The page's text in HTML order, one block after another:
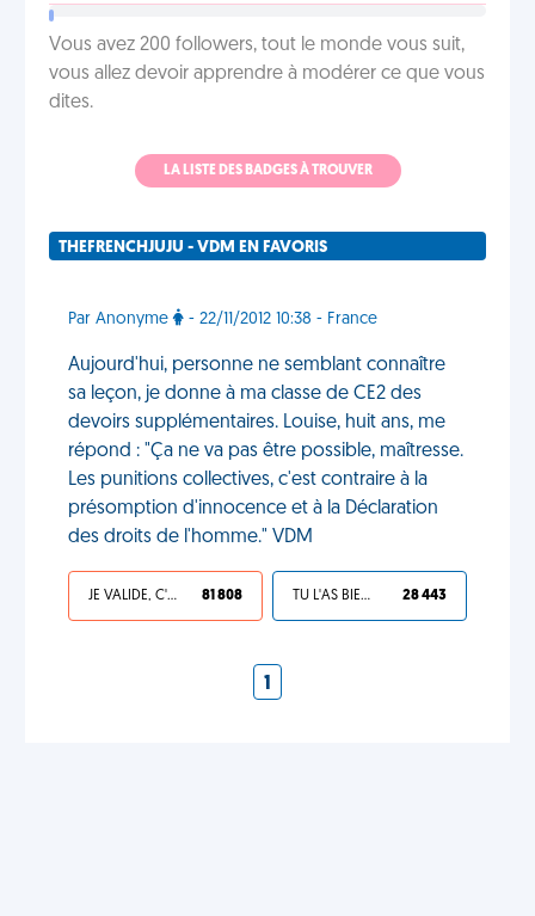
Vous avez 200 followers, tout le monde vous suit,
vous allez devoir apprendre à modérer ce que vous
dites.
LA LISTE DES BADGES À TROUVER
THEFRENCHJUJU - VDM EN FAVORIS
Par Anonyme - 22/11/2012 10:38 - France
Aujourd'hui, personne ne semblant connaître
sa leçon, je donne à ma classe de CE2 des
devoirs supplémentaires. Louise, huit ans, me
répond : "Ça ne va pas être possible, maîtresse.
Les punitions collectives, c'est contraire à la
présomption d'innocence et à la Déclaration
des droits de l'homme." VDM
JE VALIDE, C'EST UNE VDM 81 808 TU L'AS BIEN MÉRITÉ 28 443
1